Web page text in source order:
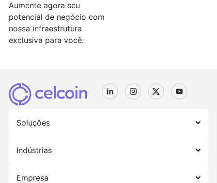
Aumente agora seu
potencial de negócio com
nossa infraestrutura
exclusiva para você.
Soluções
Indústrias
Empresa